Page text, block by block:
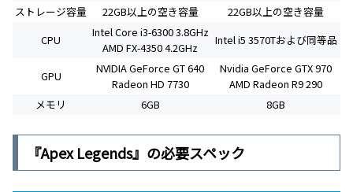
ストレージ容量
22GB以上の空き容量
22GB以上の空き容量
CPU
Intel Core i3-6300 3.8GHz
AMD FX-4350 4.2GHz
Intel i5 3570Tおよび同等品
GPU
NVIDIA GeForce GT 640
Radeon HD 7730
Nvidia GeForce GTX 970
AMD Radeon R9 290
メモリ
6GB 8GB
『Apex Legends』の必要スペック